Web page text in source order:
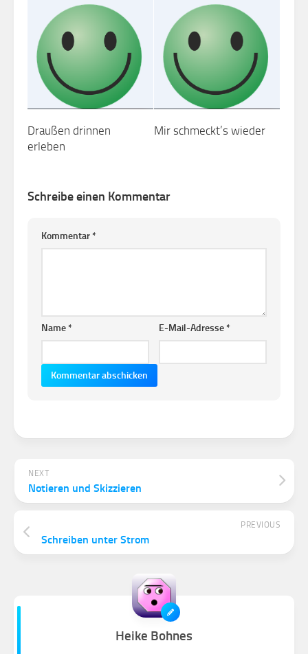
Draußen drinnen
erleben
Mir schmeckt’s wieder
Schreibe einen Kommentar
Kommentar*
Name* E-Mail-Adresse*
NEXT
Notieren und Skizzieren
PREVIOUS
Schreiben unter Strom
Heike Bohnes